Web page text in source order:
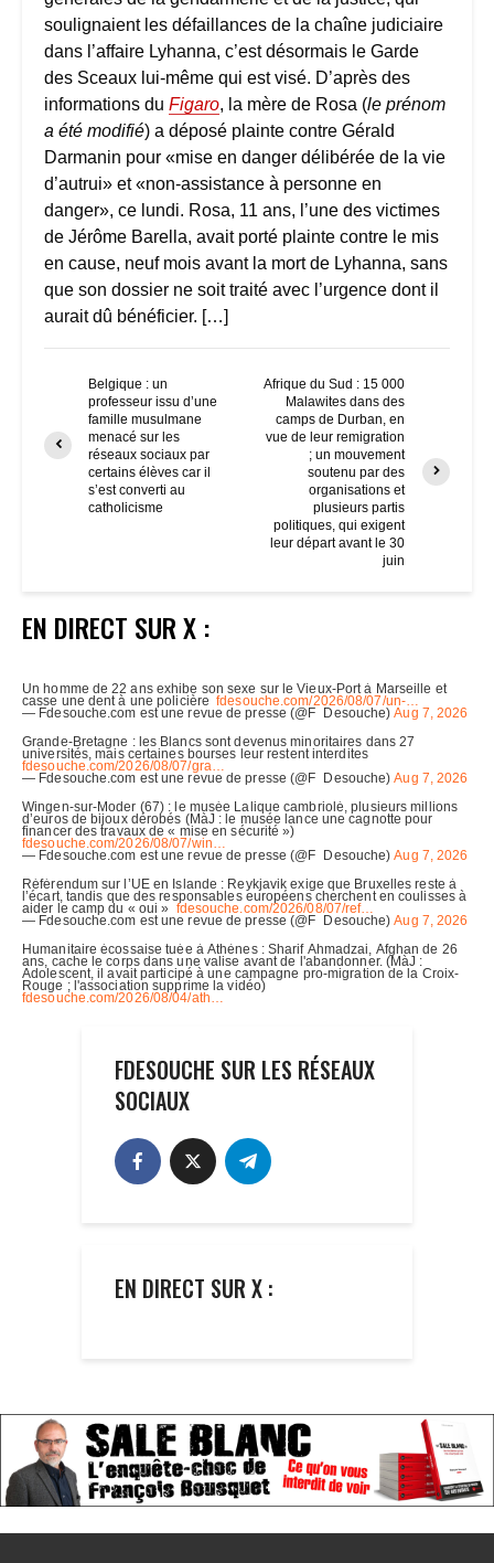
soulignaient les défaillances de la chaîne judiciaire
dans l’affaire Lyhanna, c’est désormais le Garde
des Sceaux lui-même qui est visé. D’après des
informations du Figaro, la mère de Rosa (le prénom
a été modifié) a déposé plainte contre Gérald
Darmanin pour «mise en danger délibérée de la vie
d’autrui» et «non-assistance à personne en
danger», ce lundi. Rosa, 11 ans, l’une des victimes
de Jérôme Barella, avait porté plainte contre le mis
en cause, neuf mois avant la mort de Lyhanna, sans
que son dossier ne soit traité avec l’urgence dont il
aurait dû bénéficier. […]
Belgique : un
professeur issu d’une
famille musulmane
menacé sur les
réseaux sociaux par
certains élèves car il
s’est converti au
catholicisme
Afrique du Sud : 15 000
Malawites dans des
camps de Durban, en
vue de leur remigration
; un mouvement
soutenu par des
organisations et
plusieurs partis
politiques, qui exigent
leur départ avant le 30
juin
EN DIRECT SUR X :
FDESOUCHE SUR LES RÉSEAUX
SOCIAUX
EN DIRECT SUR X :